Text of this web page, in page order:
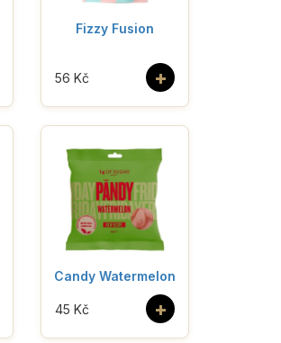
Fizzy Fusion
+
56 Kč
Candy Watermelon
+
45 Kč